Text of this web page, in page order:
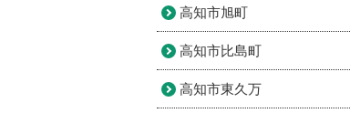
高知市旭町
高知市比島町
高知市東久万